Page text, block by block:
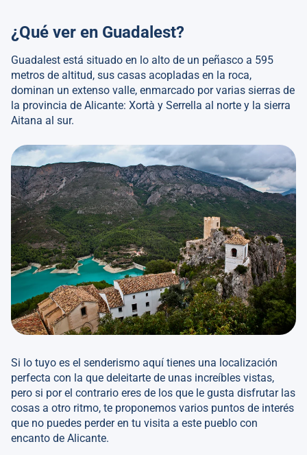
¿Qué ver en Guadalest?
Guadalest está situado en lo alto de un peñasco a 595
metros de altitud, sus casas acopladas en la roca,
dominan un extenso valle, enmarcado por varias sierras de
la provincia de Alicante: Xortà y Serrella al norte y la sierra
Aitana al sur.
Si lo tuyo es el senderismo aquí tienes una localización
perfecta con la que deleitarte de unas increíbles vistas,
pero si por el contrario eres de los que le gusta disfrutar las
cosas a otro ritmo, te proponemos varios puntos de interés
que no puedes perder en tu visita a este pueblo con
encanto de Alicante.